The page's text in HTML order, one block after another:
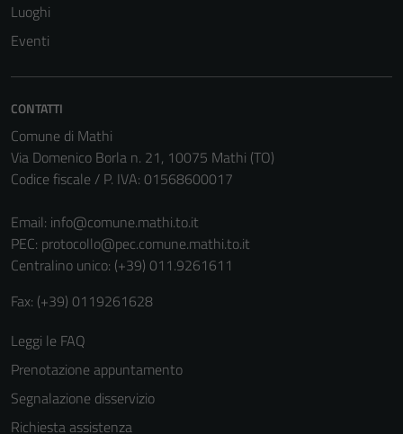
Luoghi
Eventi
CONTATTI
Comune di Mathi
Via Domenico Borla n. 21, 10075 Mathi (TO)
Codice fiscale / P. IVA: 01568600017
Email: info@comune.mathi.to.it
PEC: protocollo@pec.comune.mathi.to.it
Centralino unico: (+39) 011.9261611
Fax: (+39) 0119261628
Leggi le FAQ
Prenotazione appuntamento
Segnalazione disservizio
Richiesta assistenza
Tecnici